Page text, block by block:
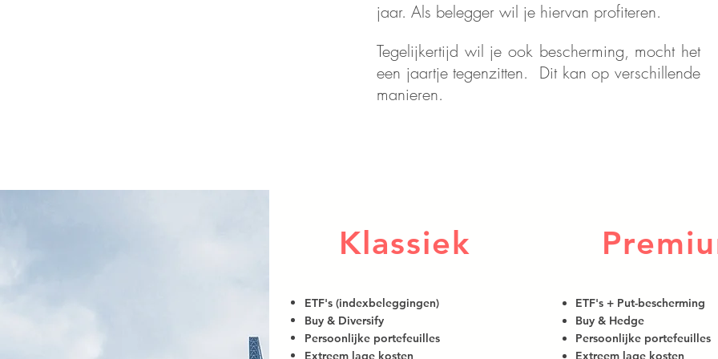
jaar. Als belegger wil je hiervan profiteren.
Tegelijkertijd wil je ook bescherming, mocht het
een jaartje tegenzitten. Dit kan op verschillende
manieren.
Klassiek
ETF's (indexbeleggingen)
Buy & Diversify
Persoonlijke portefeuilles
Extreem lage kosten
ETF's + Put-bescherming
Buy & Hedge
Persoonlijke portefeuilles
Extreem lage kosten